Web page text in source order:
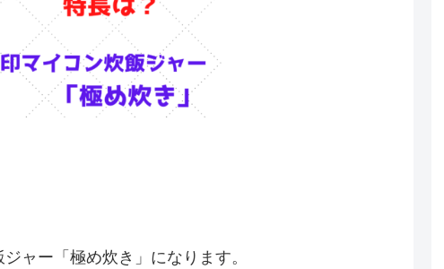
ャー「極め炊き」になります。